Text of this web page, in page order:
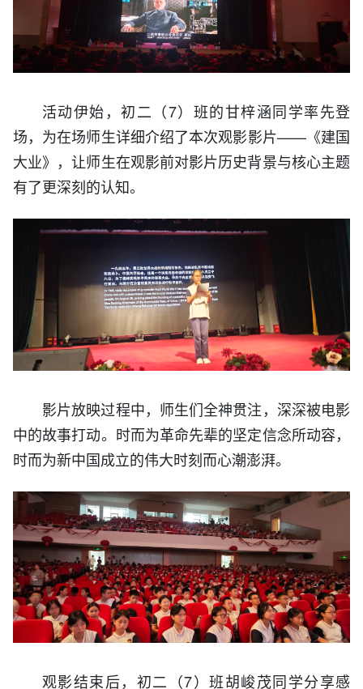
活动伊始，初二（7）班的甘梓涵同学率先登
场，为在场师生详细介绍了本次观影影片——《建国
大业》 ，让师生在观影前对影片历史背景与核心主题
有了更深刻的认知。
影片放映过程中，师生们全神贯注，深深被电影
中的故事打动。 时而为革命先辈的坚定信念所动容，
时而为新中国成立的伟大时刻而心潮澎湃。
观影结束后，初二（7）班胡峻茂同学分享感